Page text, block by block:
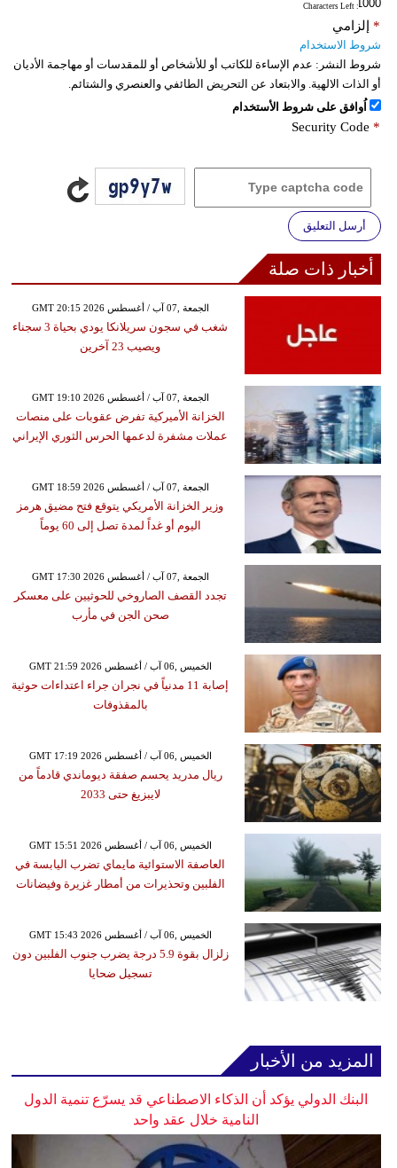
: Characters Left
إلزامي *
شروط الاستخدام
شروط النشر: عدم الإساءة للكاتب أو للأشخاص أو للمقدسات أو مهاجمة الأديان
أو الذات الالهية. والابتعاد عن التحريض الطائفي والعنصري والشتائم.
اُوافق على شروط الأستخدام
Security Code *
أرسل التعليق
أخبار ذات صلة
GMT 20:15 2026 الجمعة ,07 آب / أغسطس
شغب في سجون سريلانكا يودي بحياة 3 سجناء
ويصيب 23 آخرين
GMT 19:10 2026 الجمعة ,07 آب / أغسطس
الخزانة الأميركية تفرض عقوبات على منصات
عملات مشفرة لدعمها الحرس الثوري الإيراني
GMT 18:59 2026 الجمعة ,07 آب / أغسطس
وزير الخزانة الأمريكي يتوقع فتح مضيق هرمز
اليوم أو غداً لمدة تصل إلى 60 يوماً
GMT 17:30 2026 الجمعة ,07 آب / أغسطس
تجدد القصف الصاروخي للحوثيين على معسكر
صحن الجن في مأرب
GMT 21:59 2026 الخميس ,06 آب / أغسطس
إصابة 11 مدنياً في نجران جراء اعتداءات حوثية
بالمقذوفات
GMT 17:19 2026 الخميس ,06 آب / أغسطس
ريال مدريد يحسم صفقة ديوماندي قادماً من
لايبزيغ حتى 2033
GMT 15:51 2026 الخميس ,06 آب / أغسطس
العاصفة الاستوائية مايماي تضرب اليابسة في
الفلبين وتحذيرات من أمطار غزيرة وفيضانات
GMT 15:43 2026 الخميس ,06 آب / أغسطس
زلزال بقوة 5.9 درجة يضرب جنوب الفلبين دون
تسجيل ضحايا
المزيد من الأخبار
البنك الدولي يؤكد أن الذكاء الاصطناعي قد يسرّع تنمية الدول
النامية خلال عقد واحد